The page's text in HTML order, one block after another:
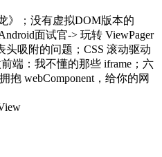
》；没有虚拟DOM版本的
面试官-> 玩转 ViewPager
头吸附的问题；CSS 滚动驱动
端：我不懂的那些 iframe；六
抱 webComponent，给你的网